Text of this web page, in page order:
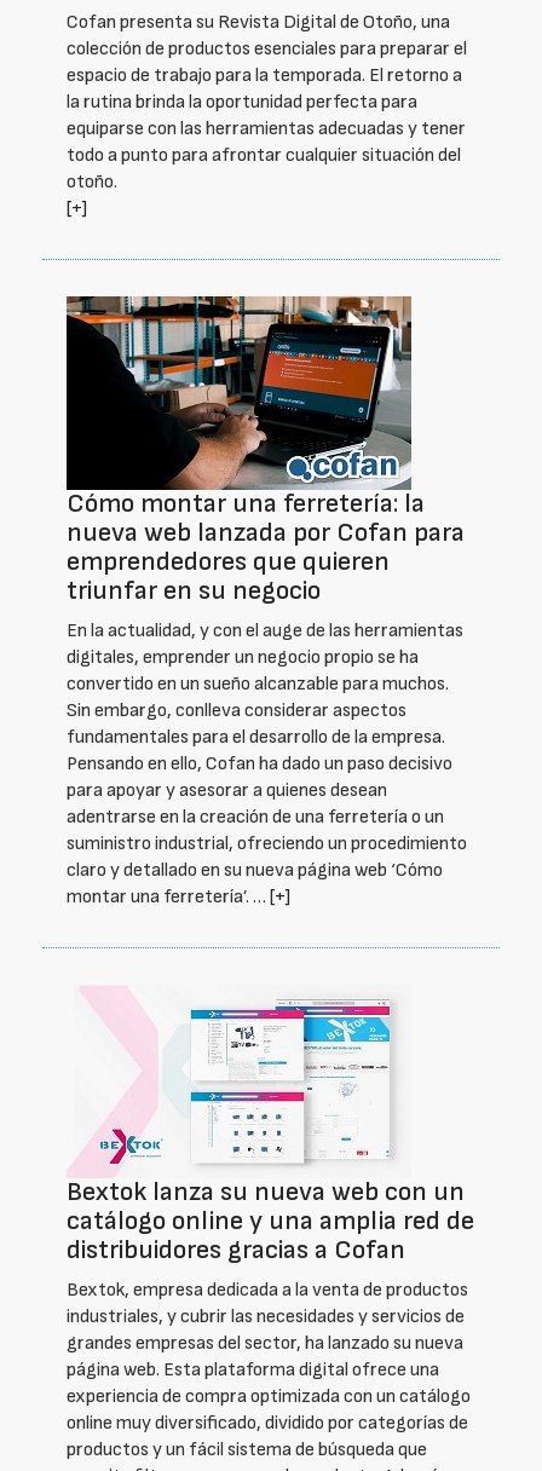
Cofan presenta su Revista Digital de Otoño, una
colección de productos esenciales para preparar el
espacio de trabajo para la temporada. El retorno a
la rutina brinda la oportunidad perfecta para
equiparse con las herramientas adecuadas y tener
todo a punto para afrontar cualquier situación del
otoño.
[+]
Cómo montar una ferretería: la
nueva web lanzada por Cofan para
emprendedores que quieren
triunfar en su negocio
En la actualidad, y con el auge de las herramientas
digitales, emprender un negocio propio se ha
convertido en un sueño alcanzable para muchos.
Sin embargo, conlleva considerar aspectos
fundamentales para el desarrollo de la empresa.
Pensando en ello, Cofan ha dado un paso decisivo
para apoyar y asesorar a quienes desean
adentrarse en la creación de una ferretería o un
suministro industrial, ofreciendo un procedimiento
claro y detallado en su nueva página web ‘Cómo
montar una ferretería’. … [+]
Bextok lanza su nueva web con un
catálogo online y una amplia red de
distribuidores gracias a Cofan
Bextok, empresa dedicada a la venta de productos
industriales, y cubrir las necesidades y servicios de
grandes empresas del sector, ha lanzado su nueva
página web. Esta plataforma digital ofrece una
experiencia de compra optimizada con un catálogo
online muy diversificado, dividido por categorías de
productos y un fácil sistema de búsqueda que